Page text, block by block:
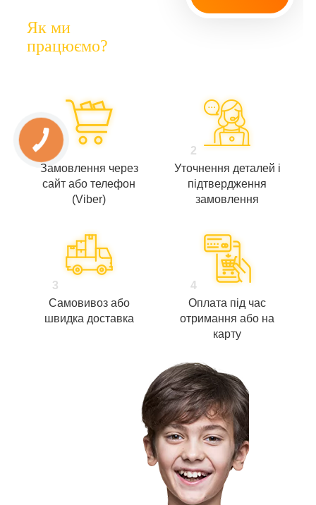
Як ми
працюємо?
Замовлення через
сайт або телефон
(Viber)
2
Уточнення деталей і
підтвердження
замовлення
3
Самовивоз або
швидка доставка
4
Оплата під час
отримання або на
карту